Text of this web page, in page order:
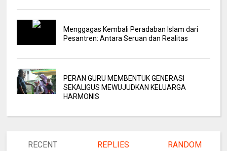
Menggagas Kembali Peradaban Islam dari
Pesantren: Antara Seruan dan Realitas
PERAN GURU MEMBENTUK GENERASI
SEKALIGUS MEWUJUDKAN KELUARGA
HARMONIS
RECENT REPLIES RANDOM